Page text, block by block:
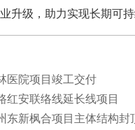
升级，助力实现长期可
医院项目竣工交付
红安联络线延长线项目
东新枫合项目主体结构封